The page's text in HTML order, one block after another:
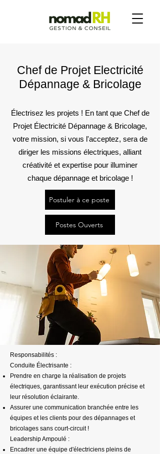
Chef de Projet Electricité
Dépannage & Bricolage
Électrisez les projets ! En tant que Chef de
Projet Électricité Dépannage & Bricolage,
votre mission, si vous l'acceptez, sera de
diriger les missions électriques, alliant
créativité et expertise pour illuminer
chaque dépannage et bricolage !
Postuler à ce poste
Postes Ouverts
Responsabilités :
Conduite Électrisante :
Prendre en charge la réalisation de projets
électriques, garantissant leur exécution précise et
leur résolution éclairante.
Assurer une communication branchée entre les
équipes et les clients pour des dépannages et
bricolages sans court-circuit !
Leadership Ampoulé :
Encadrer une équipe d'électriciens pleins de